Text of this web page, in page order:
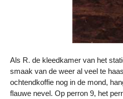
Als R. de kleedkamer van het
smaak van de weer al veel te
ochtendkoffie nog in de mond,
flauwe nevel. Op perron 9, het